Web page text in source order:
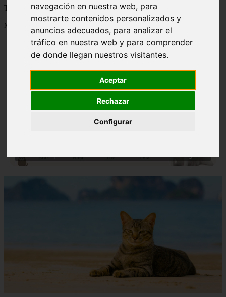
navegación en nuestra web, para
mostrarte contenidos personalizados y
anuncios adecuados, para analizar el
tráfico en nuestra web y para comprender
de donde llegan nuestros visitantes.
Aceptar
Rechazar
Configurar
Todo sobre gatos, nombres de gatos y razas de gatos
Mostrando 1 - 24 de 2799 artículos